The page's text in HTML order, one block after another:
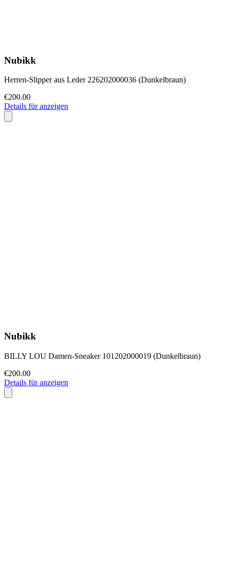
Nubikk
Herren-Slipper aus Leder 226202000036 (Dunkelbraun)
€200.00
Details für anzeigen
Nubikk
BILLY LOU Damen-Sneaker 101202000019 (Dunkelbraun)
€200.00
Details für anzeigen